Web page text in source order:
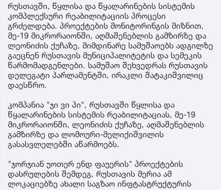
რუსთავში, წყლისა და წყალარინების სისტემის
კომპლექსური რეაბილიტაციის პროცესი
გრძელდება. პროექტების მონიტორინგის მიზნით,
მე-19 მიკრორაიონში, აღმაშენებლის გამზირზე და
ლეონიძის ქუჩაზე, მიმდინარე სამუშაოებს ადგილზე
გაეცნენ რუსთავის მუნიციპალიტეტის და სემეკის
წარმომადგენლები. სამუშაო შეხვედრას რუსთავის
დელეგატი პარლამენტში, ირაკლი შატაკიშვილიც
დაესწრო.
კომპანია "ჯი ვი პი", რუსთავში წყლისა და
წყალარინების სისტემის რეაბილიტაციას, მე-19
მიკრორაიონში, ლეონიძის ქუჩაზე, აღმაშენებლის
გამზირზე და ლომოური-მელიქიშვილის
გასასვლელებში აწარმოებს.
"ჯორჯიან უოთერ ენდ ფაუერის" პროექტების
დასრულების შემდეგ, რუსთავის მერია ამ
ლოკაციებზე ახალი საგზაო ინფტასტრუქტურის